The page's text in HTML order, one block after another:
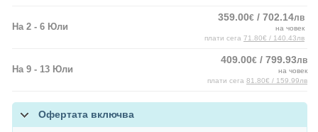
На 2 - 6 Юли
359.00€ / 702.14лв
на човек
плати сега 71.80€ / 140.43лв
На 9 - 13 Юли
409.00€ / 799.93лв
на човек
плати сега 81.80€ / 159.99лв
Офертата включва